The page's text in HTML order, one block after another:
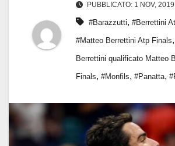
PUBBLICATO: 1 NOV,
#Barazzutti, #Berrettini
#Matteo Berrettini Atp Finals,
Berrettini qualificato Matteo
Finals, #Monfils, #Panatta,